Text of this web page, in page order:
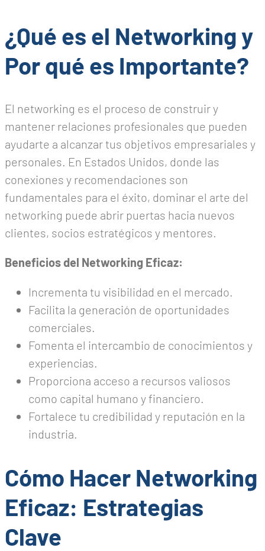
¿Qué es el Networking y
Por qué es Importante?
El networking es el proceso de construir y
mantener relaciones profesionales que pueden
ayudarte a alcanzar tus objetivos empresariales y
personales. En Estados Unidos, donde las
conexiones y recomendaciones son
fundamentales para el éxito, dominar el arte del
networking puede abrir puertas hacia nuevos
clientes, socios estratégicos y mentores.
Beneficios del Networking Eficaz:
Incrementa tu visibilidad en el mercado.
Facilita la generación de oportunidades
comerciales.
Fomenta el intercambio de conocimientos y
experiencias.
Proporciona acceso a recursos valiosos
como capital humano y financiero.
Fortalece tu credibilidad y reputación en la
industria.
Cómo Hacer Networking
Eficaz: Estrategias
Clave